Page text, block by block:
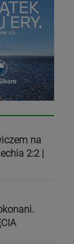
na
2:2 |